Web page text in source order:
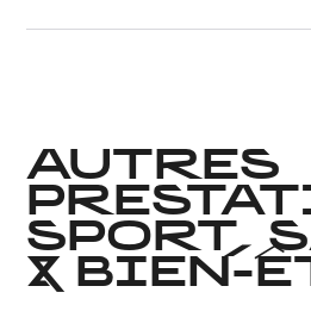
AUTRES
SPORT,
& BIEN-